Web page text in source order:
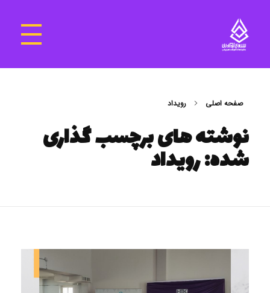
صفحه اصلی رويداد
نوشته های برچسب گذاری
شده: رويداد